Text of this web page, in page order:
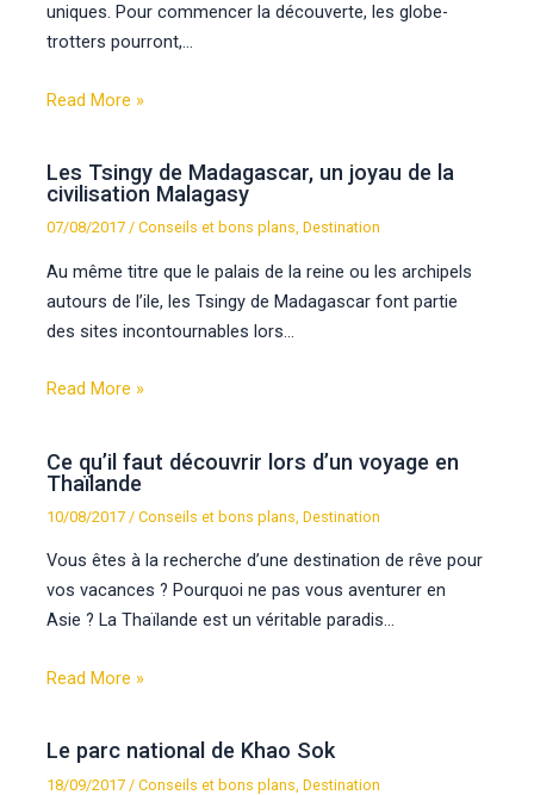
uniques. Pour commencer la découverte, les globe-
trotters pourront,…
Read More »
Les Tsingy de Madagascar, un joyau de la
civilisation Malagasy
07/08/2017/Conseils et bons plans,Destination
Au même titre que le palais de la reine ou les archipels
autours de l’ile, les Tsingy de Madagascar font partie
des sites incontournables lors…
Read More »
Ce qu’il faut découvrir lors d’un voyage en
Thaïlande
10/08/2017 /Conseils et bons plans ,Destination
Vous êtes à la recherche d’une destination de rêve pour
vos vacances ? Pourquoi ne pas vous aventurer en
Asie ? La Thaïlande est un véritable paradis…
Read More »
Le parc national de Khao Sok
18/09/2017 /Conseils et bons plans ,Destination